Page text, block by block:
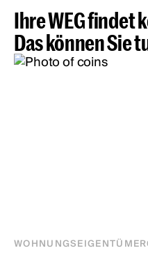
Ihre WEG findet
Das können Sie